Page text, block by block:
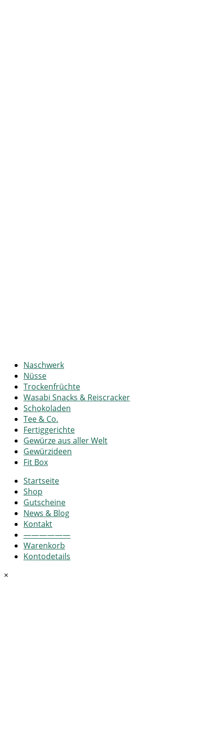
Naschwerk
Nüsse
Trockenfrüchte
Wasabi Snacks & Reiscracker
Schokoladen
Tee & Co.
Fertiggerichte
Gewürze aus aller Welt
Gewürzideen
Fit Box
Startseite
Shop
Gutscheine
News & Blog
Kontakt
——————
Warenkorb
Kontodetails
×